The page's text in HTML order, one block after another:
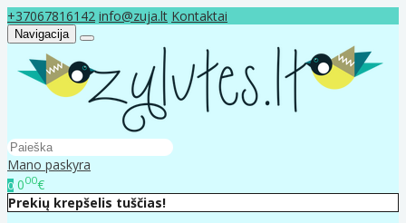
+37067816142 info@zuja.lt Kontaktai
Navigacija
Mano paskyra
0 000€
Prekių krepšelis tuščias!